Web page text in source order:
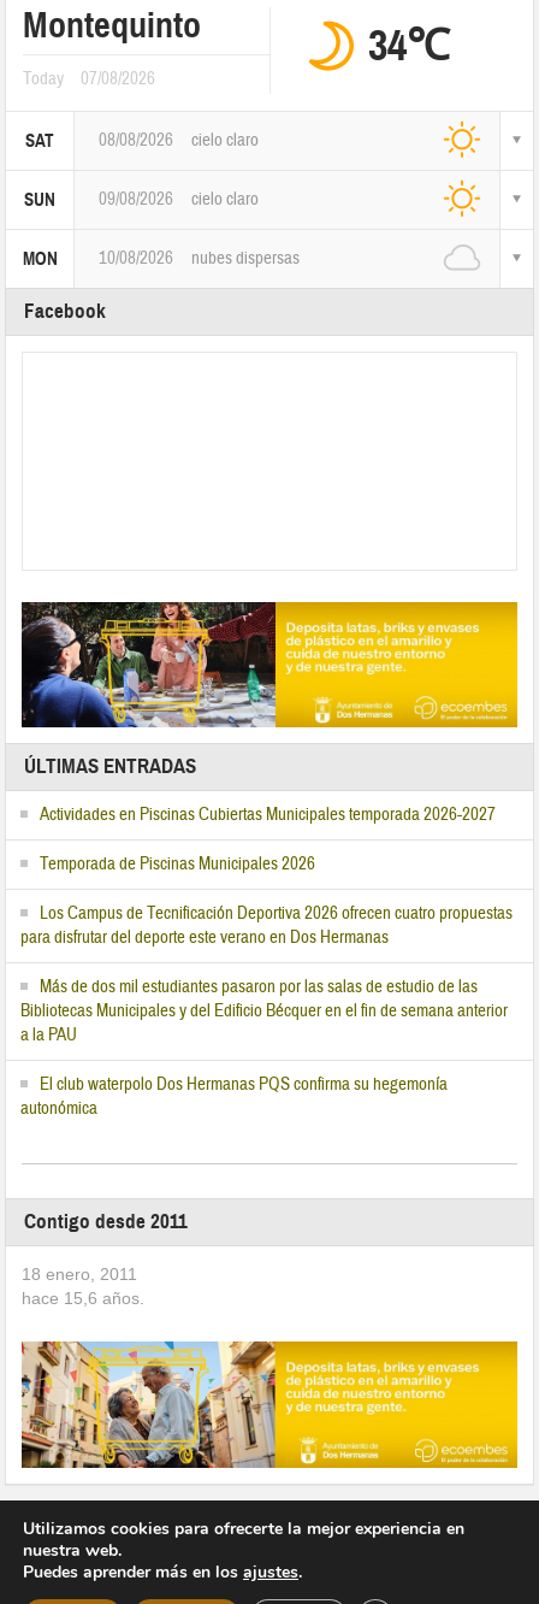
Montequinto
Today 07/08/2026
34℃
SAT 08/08/2026 cielo claro
SUN 09/08/2026 cielo claro
MON 10/08/2026 nubes dispersas
Facebook
ÚLTIMAS ENTRADAS
Actividades en Piscinas Cubiertas Municipales temporada 2026-2027
Temporada de Piscinas Municipales 2026
Los Campus de Tecnificación Deportiva 2026 ofrecen cuatro propuestas
para disfrutar del deporte este verano en Dos Hermanas
Más de dos mil estudiantes pasaron por las salas de estudio de las
Bibliotecas Municipales y del Edificio Bécquer en el fin de semana anterior
a la PAU
El club waterpolo Dos Hermanas PQS confirma su hegemonía
autonómica
Contigo desde 2011
18 enero, 2011
hace 15,6 años.
Utilizamos cookies para ofrecerte la mejor experiencia en
nuestra web.
Puedes aprender más en los ajustes.